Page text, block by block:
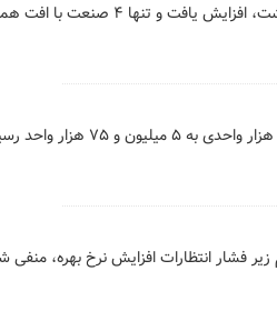
شاخص ۳۶ صنعت از مجموع ۴۰ صنعت فعال بورس در هفته‌ای که گذشت، افزایش یافت و تنها ۴